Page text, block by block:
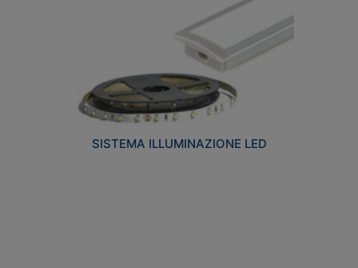
SISTEMA ILLUMINAZIONE LED